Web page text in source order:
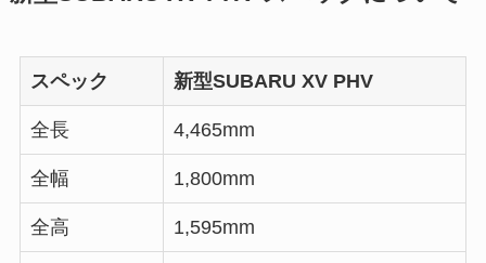
スペック 新型SUBARU XV PHV
全長 4,465mm
全幅 1,800mm
全高 1,595mm